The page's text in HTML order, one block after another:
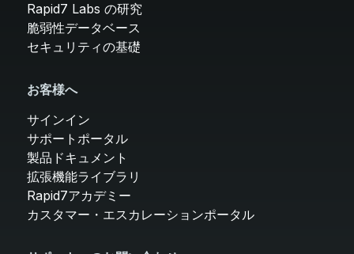
Rapid7 Labs の研究
脆弱性データベース
セキュリティの基礎
お客様へ
サインイン
サポートポータル
製品ドキュメント
拡張機能ライブラリ
Rapid7アカデミー
カスタマー・エスカレーションポータル